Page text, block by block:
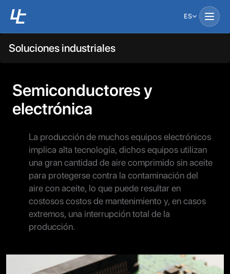
ES
Soluciones industriales
Semiconductores y
electrónica
La producción de muchos equipos electrónicos
implica alta tecnología, dichos equipos utilizan
una gran cantidad de aire comprimido sin aceite
para protegerse contra la contaminación del
aire con aceite, lo que puede resultar en
costosos costos de mantenimiento y, en casos
extremos, una interrupción total de la
producción.